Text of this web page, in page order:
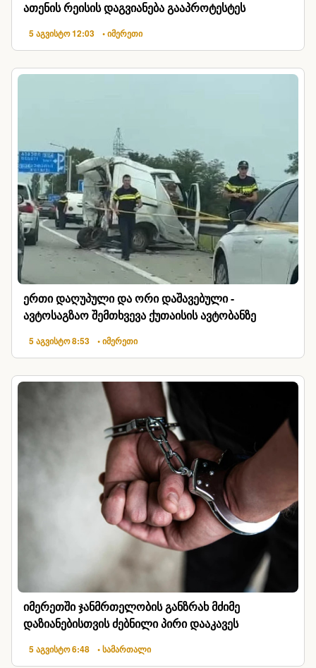
ათენის რეისის დაგვიანება გააპროტესტეს
5 აგვისტო 12:03 • იმერეთი
ერთი დაღუპული და ორი დაშავებული -
ავტოსაგზაო შემთხვევა ქუთაისის ავტობანზე
5 აგვისტო 8:53 • იმერეთი
იმერეთში ჯანმრთელობის განზრახ მძიმე
დაზიანებისთვის ძებნილი პირი დააკავეს
5 აგვისტო 6:48 • სამართალი